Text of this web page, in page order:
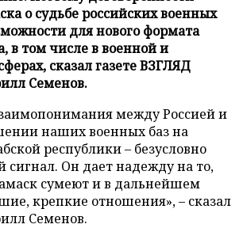
о судьбе российских военных
для нового формата
в том числе в военной и
сказал газете ВЗГЛЯД
Семенов.
между Россией и
наших военных баз на
республики – безусловно
Он дает надежду на то,
сумеют и в дальнейшем
крепкие отношения», – сказал
Семенов.